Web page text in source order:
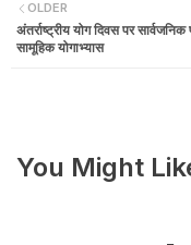
OLDER
अंतर्राष्ट्रीय योग दिवस पर
सामूहिक योगाभ्यास
You Might